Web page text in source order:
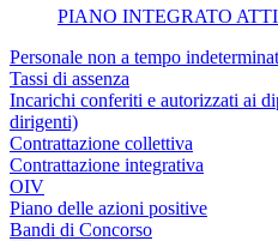
PIANO INTEGRATO
Personale non a tempo
Tassi di assenza
Incarichi conferiti e autorizzati ai
dirigenti)
Contrattazione collettiva
Contrattazione integrativa
OIV
Piano delle azioni positive
Bandi di Concorso